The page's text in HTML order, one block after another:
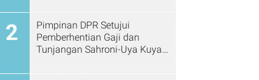
2
Pimpinan DPR Setujui
Pemberhentian Gaji dan
Tunjangan Sahroni-Uya Kuya